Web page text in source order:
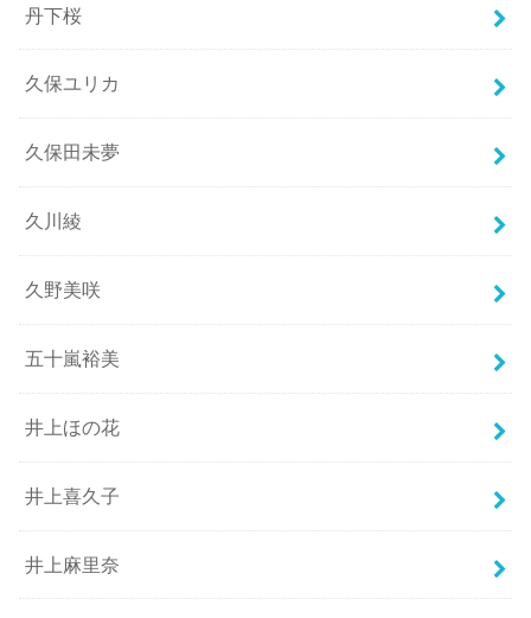
丹下桜
久保ユリカ
久保田未夢
久川綾
久野美咲
五十嵐裕美
井上ほの花
井上喜久子
井上麻里奈